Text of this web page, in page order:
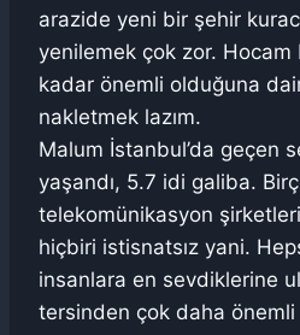
arazide yeni bir şehir
yenilemek çok zor. Hocam
kadar önemli olduğuna
nakletmek lazım.
Malum İstanbul’da geçen
yaşandı, 5.7 idi galiba.
telekomünikasyon
hiçbiri istisnatsız yani.
insanlara en sevdiklerine
tersinden çok daha